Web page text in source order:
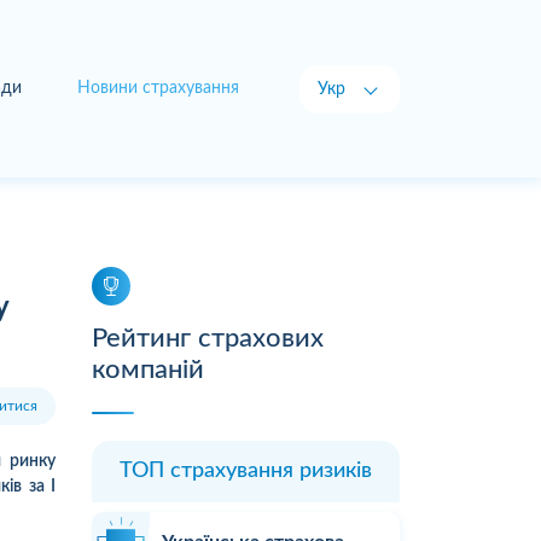
Новини страхування Укр
ринку
за І
Рейтинг страхових
компаній
ТОП страхування ризиків